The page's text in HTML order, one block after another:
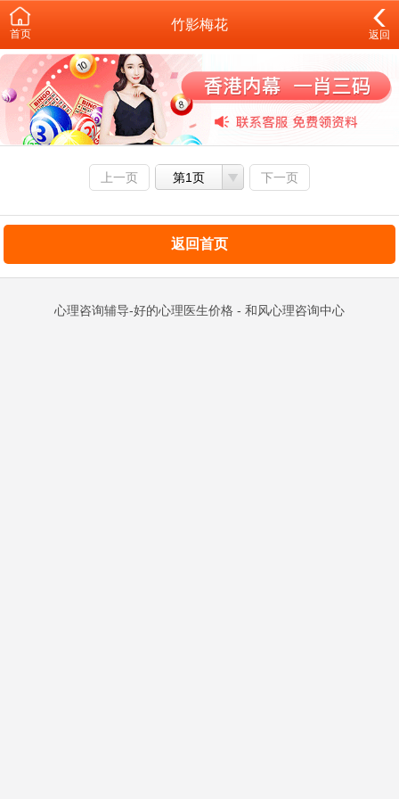
首页
竹影梅花
返回
上一页 第1页 下一页
返回首页
心理咨询辅导-好的心理医生价格 - 和风心理咨询中心